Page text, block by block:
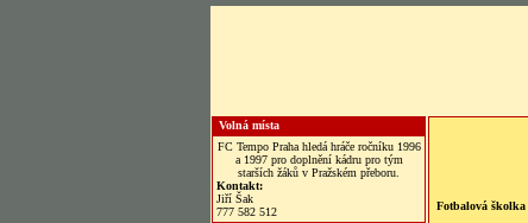
Volná místa
FC Tempo Praha hledá hráče ročníku 1996
a 1997 pro doplnění kádru pro tým
starších žáků v Pražském přeboru.
Kontakt:
Jiří Šak
777 582 512
Fotbalová školka